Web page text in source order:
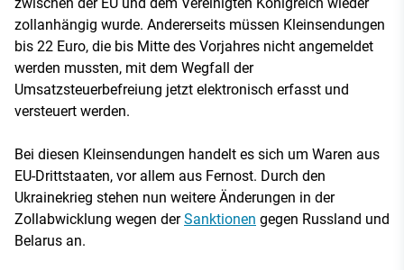
zwischen der EU und dem Vereinigten Königreich wieder
zollanhängig wurde. Andererseits müssen Kleinsendungen
bis 22 Euro, die bis Mitte des Vorjahres nicht angemeldet
werden mussten, mit dem Wegfall der
Umsatzsteuerbefreiung jetzt elektronisch erfasst und
versteuert werden.
Bei diesen Kleinsendungen handelt es sich um Waren aus
EU-Drittstaaten, vor allem aus Fernost. Durch den
Ukrainekrieg stehen nun weitere Änderungen in der
Zollabwicklung wegen derSanktionen gegen Russland und
Belarus an.